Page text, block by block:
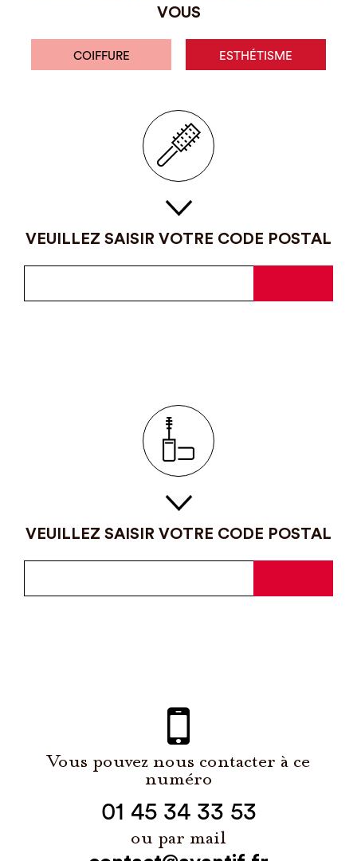
VOUS
COIFFURE ESTHÉTISME
VEUILLEZ SAISIR VOTRE CODE POSTAL
VEUILLEZ SAISIR VOTRE CODE POSTAL
Vous pouvez nous contacter à ce
numéro
01 45 34 33 53
ou par mail